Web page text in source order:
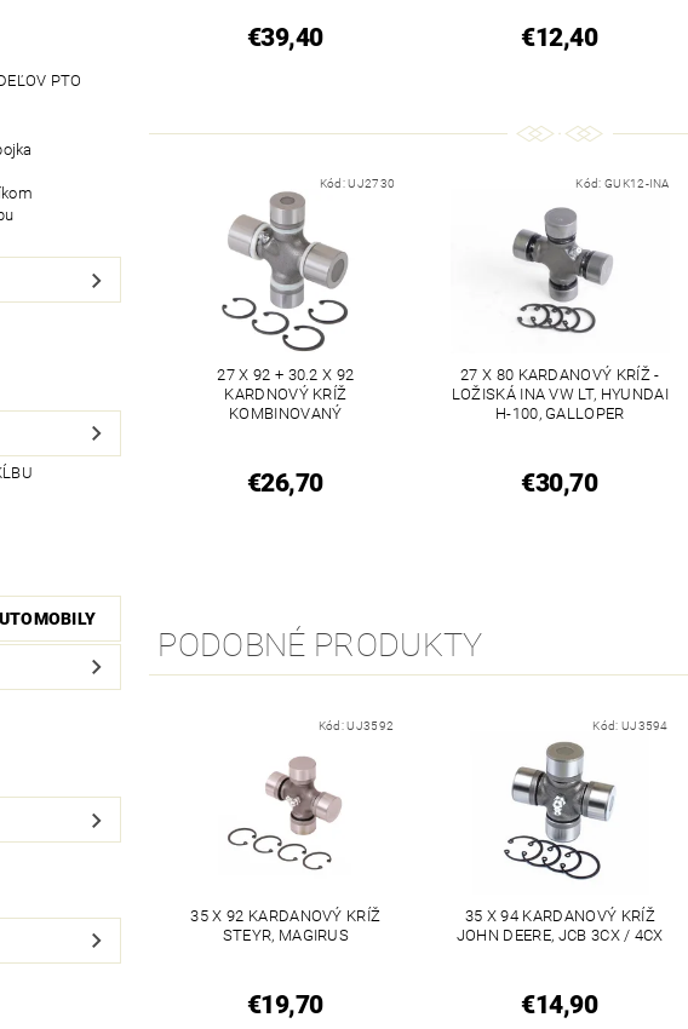
PTO
€39,40 €12,40
Kód:UJ2730
27 X 92 + 30.2 X 92
KARDNOVÝ KRÍŽ
KOMBINOVANÝ
€26,70
Kód: GUK12-INA
27 X 80 KARDANOVÝ KRÍŽ -
LOŽISKÁ INA VW LT, HYUNDAI
H-100, GALLOPER
€30,70
PODOBNÉ PRODUKTY
Kód:UJ3592
35 X 92 KARDANOVÝ KRÍŽ
STEYR, MAGIRUS
€19,70
Kód: UJ3594
35 X 94 KARDANOVÝ KRÍŽ
JOHN DEERE, JCB 3CX / 4CX
€14,90